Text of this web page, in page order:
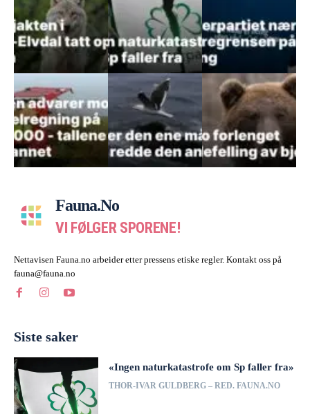
Fauna.no
VI FØLGER SPORENE!
Nettavisen Fauna.no arbeider etter pressens etiske regler. Kontakt oss på
fauna@fauna.no
Siste saker
«Ingen naturkatastrofe om Sp faller fra»
THOR-IVAR GULDBERG – RED. FAUNA.NO